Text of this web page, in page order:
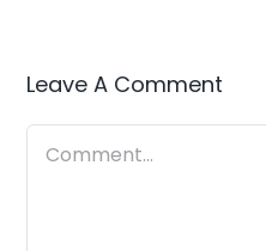
Leave A Comment
Comment